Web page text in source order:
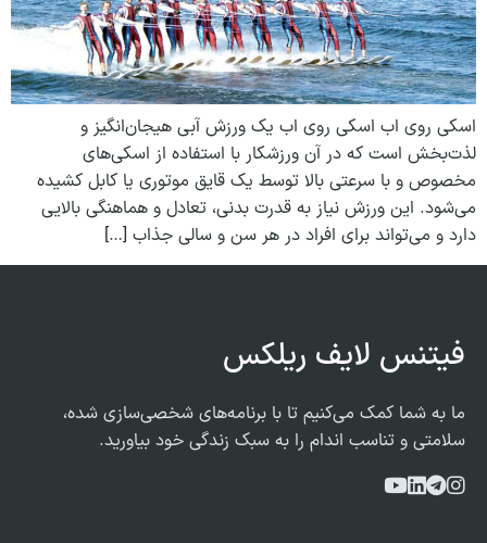
اسکی روی اب اسکی روی اب یک ورزش آبی هیجان‌انگیز و
لذت‌بخش است که در آن ورزشکار با استفاده از اسکی‌های
مخصوص و با سرعتی بالا توسط یک قایق موتوری یا کابل کشیده
می‌شود. این ورزش نیاز به قدرت بدنی، تعادل و هماهنگی بالایی
دارد و می‌تواند برای افراد در هر سن و سالی جذاب […]
فیتنس لایف ریلکس
ما به شما کمک می‌کنیم تا با برنامه‌های شخصی‌سازی شده،
سلامتی و تناسب اندام را به سبک زندگی خود بیاورید.